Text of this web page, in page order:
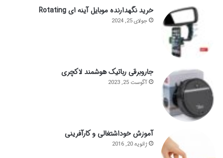
خرید نگهدارنده موبایل آینه ای Rotating
جولای 25, 2024
جاروبرقی رباتیک هوشمند لاکچری
آگوست 25, 2023
آموزش خوداشتغالی و کارآفرینی
ژانویه 20, 2016